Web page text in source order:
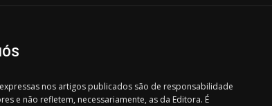
nos artigos publicados são de responsabilidade
e não refletem, necessariamente, as da Editora. É